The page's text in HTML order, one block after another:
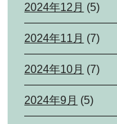
2024年12月 (5)
2024年11月 (7)
2024年10月 (7)
2024年9月 (5)